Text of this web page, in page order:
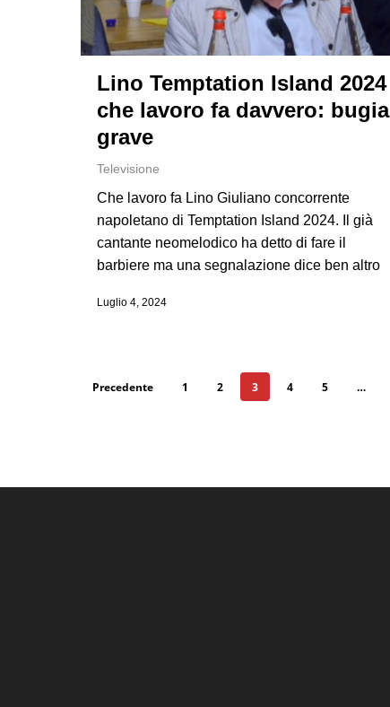
Lino Temptation Island 2024
che lavoro fa davvero: bugia
grave
Televisione
Che lavoro fa Lino Giuliano concorrente
napoletano di Temptation Island 2024. Il già
cantante neomelodico ha detto di fare il
barbiere ma una segnalazione dice ben altro
Luglio 4, 2024
Precedente 1 2 3 4 5 …